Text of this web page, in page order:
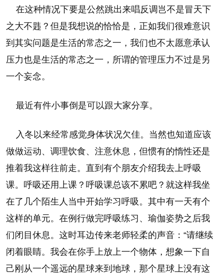
在这种情况下要是公然跳出来唱反调岂不是冒天下
之大不韪？但是我想说的恰恰是，正如我们很难意识
到其实问题是生活的常态之一，我们也不太愿意承认
压力也是生活的常态之一，所谓的管理压力不过是另
一个妄念。
最近有件小事倒是可以跟大家分享。
入冬以来经常感觉身体状况欠佳。当然也知道应该
做做运动、调理饮食、注意休息，但惯有的惰性还是
推着我这样往前走。直到有个朋友介绍我去上呼吸
课。呼吸还用上课？呼吸课总该不累吧？就这样我坐
在了几个陌生人当中开始学习呼吸。其中有一天有个
这样的单元。在例行做完呼吸练习、瑜伽姿势之后我
们闭目休息。这时耳边传来老师轻柔的声音：“请继续
闭着眼睛。我会在你手上放上一个物体，想象一下自
己刚从一个遥远的星球来到地球，那个星球上没有这